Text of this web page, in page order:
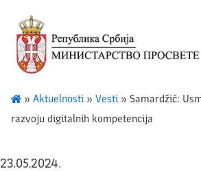
» Aktuelnosti» Vesti» Samardžić:
razvoju digitalnih kompetencija
23.05.2024.